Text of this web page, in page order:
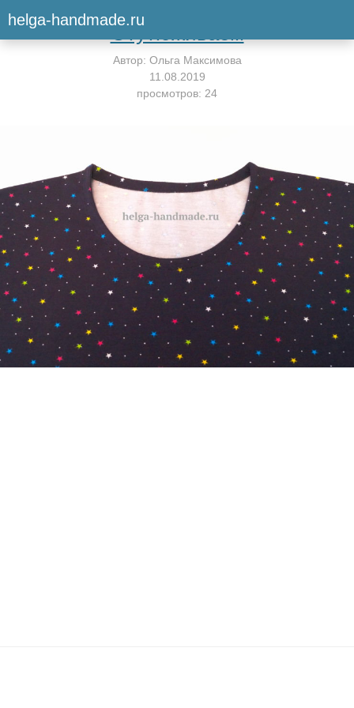
helga-handmade.ruВернуться к мастер-классу
Отутюживаем
Автор: Ольга Максимова
11.08.2019
просмотров: 24